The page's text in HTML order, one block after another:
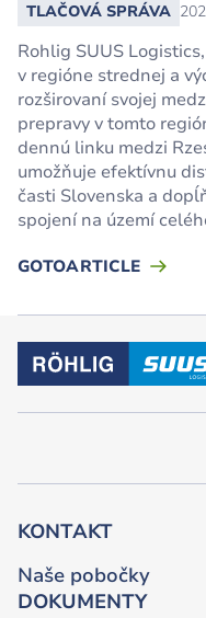
TLAČOVÁ SPRÁVA
Rohlig SUUS
v regióne strednej a
rozširovaní svojej
prepravy v tomto
dennú linku medzi
umožňuje efektívnu
časti Slovenska a
spojení na území
GOTOARTICLE
KONTAKT
Naše pobočky
DOKUMENTY